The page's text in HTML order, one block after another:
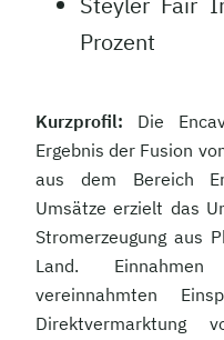
Prozent
Kurzprofil: Die
Ergebnis der Fusion
aus dem Bereich
Umsätze erzielt das
Stromerzeugung aus
Land.
vereinnahmten